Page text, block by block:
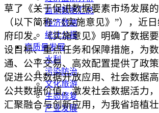
监测数据汇总
经济数据
统计公报
高质量发展
水利
污染防治
文化旅游
生态修复
产业发展
草了《关于促进数据要素市场发展的
（以下简称“《实施意见》”），近
府印发。《实施意见》明确了数据
设目标、重点任务和保障措施，为
通、公平交易、高效配置提供了政
促进公共数据开放应用、社会数据
公共数据价值，激发社会数据活力
汇聚融合与创新应用，为我省培植